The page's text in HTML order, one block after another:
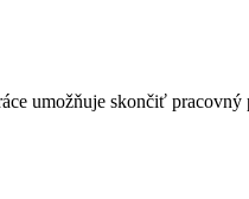
umožňuje skončiť